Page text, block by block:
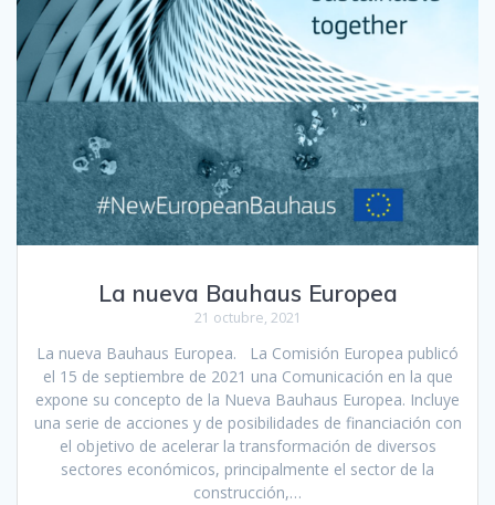
La nueva Bauhaus Europea
21 octubre, 2021
La nueva Bauhaus Europea. La Comisión Europea publicó
el 15 de septiembre de 2021 una Comunicación en la que
expone su concepto de la Nueva Bauhaus Europea. Incluye
una serie de acciones y de posibilidades de financiación con
el objetivo de acelerar la transformación de diversos
sectores económicos, principalmente el sector de la
construcción,…